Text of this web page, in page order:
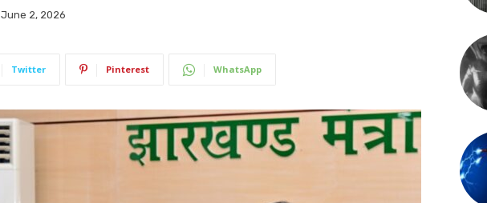
June 2, 2026
Twitter Pinterest WhatsApp